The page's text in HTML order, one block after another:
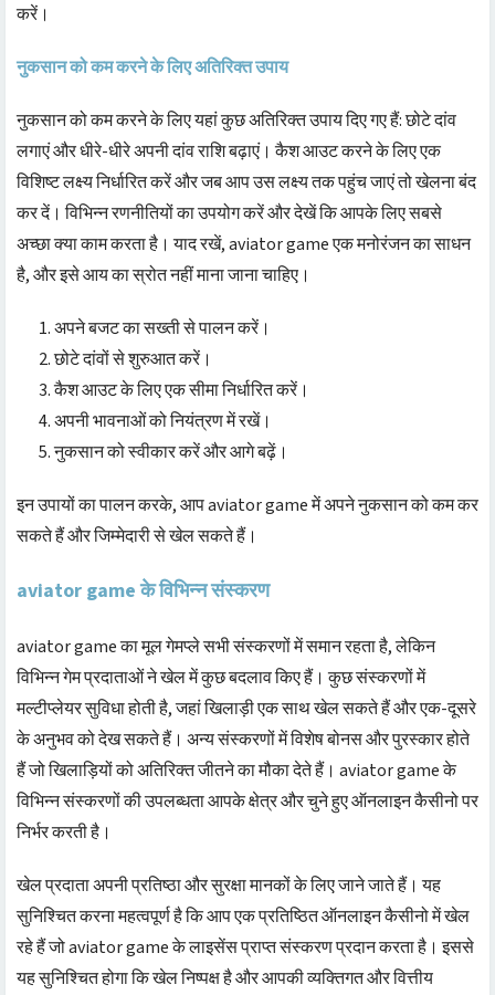
करें।
नुकसान को कम करने के लिए अतिरिक्त उपाय
नुकसान को कम करने के लिए यहां कुछ अतिरिक्त उपाय दिए गए हैं: छोटे दांव
लगाएं और धीरे-धीरे अपनी दांव राशि बढ़ाएं। कैश आउट करने के लिए एक
विशिष्ट लक्ष्य निर्धारित करें और जब आप उस लक्ष्य तक पहुंच जाएं तो खेलना बंद
कर दें। विभिन्न रणनीतियों का उपयोग करें और देखें कि आपके लिए सबसे
अच्छा क्या काम करता है। याद रखें, aviator game एक मनोरंजन का साधन
है, और इसे आय का स्रोत नहीं माना जाना चाहिए।
अपने बजट का सख्ती से पालन करें।
छोटे दांवों से शुरुआत करें।
कैश आउट के लिए एक सीमा निर्धारित करें।
अपनी भावनाओं को नियंत्रण में रखें।
नुकसान को स्वीकार करें और आगे बढ़ें।
इन उपायों का पालन करके, आप aviator game में अपने नुकसान को कम कर
सकते हैं और जिम्मेदारी से खेल सकते हैं।
aviator game के विभिन्न संस्करण
aviator game का मूल गेमप्ले सभी संस्करणों में समान रहता है, लेकिन
विभिन्न गेम प्रदाताओं ने खेल में कुछ बदलाव किए हैं। कुछ संस्करणों में
मल्टीप्लेयर सुविधा होती है, जहां खिलाड़ी एक साथ खेल सकते हैं और एक-दूसरे
के अनुभव को देख सकते हैं। अन्य संस्करणों में विशेष बोनस और पुरस्कार होते
हैं जो खिलाड़ियों को अतिरिक्त जीतने का मौका देते हैं। aviator game के
विभिन्न संस्करणों की उपलब्धता आपके क्षेत्र और चुने हुए ऑनलाइन कैसीनो पर
निर्भर करती है।
खेल प्रदाता अपनी प्रतिष्ठा और सुरक्षा मानकों के लिए जाने जाते हैं। यह
सुनिश्चित करना महत्वपूर्ण है कि आप एक प्रतिष्ठित ऑनलाइन कैसीनो में खेल
रहे हैं जो aviator game के लाइसेंस प्राप्त संस्करण प्रदान करता है। इससे
यह सुनिश्चित होगा कि खेल निष्पक्ष है और आपकी व्यक्तिगत और वित्तीय